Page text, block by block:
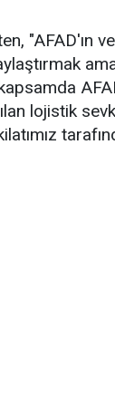
"AFAD'ın
lojistik